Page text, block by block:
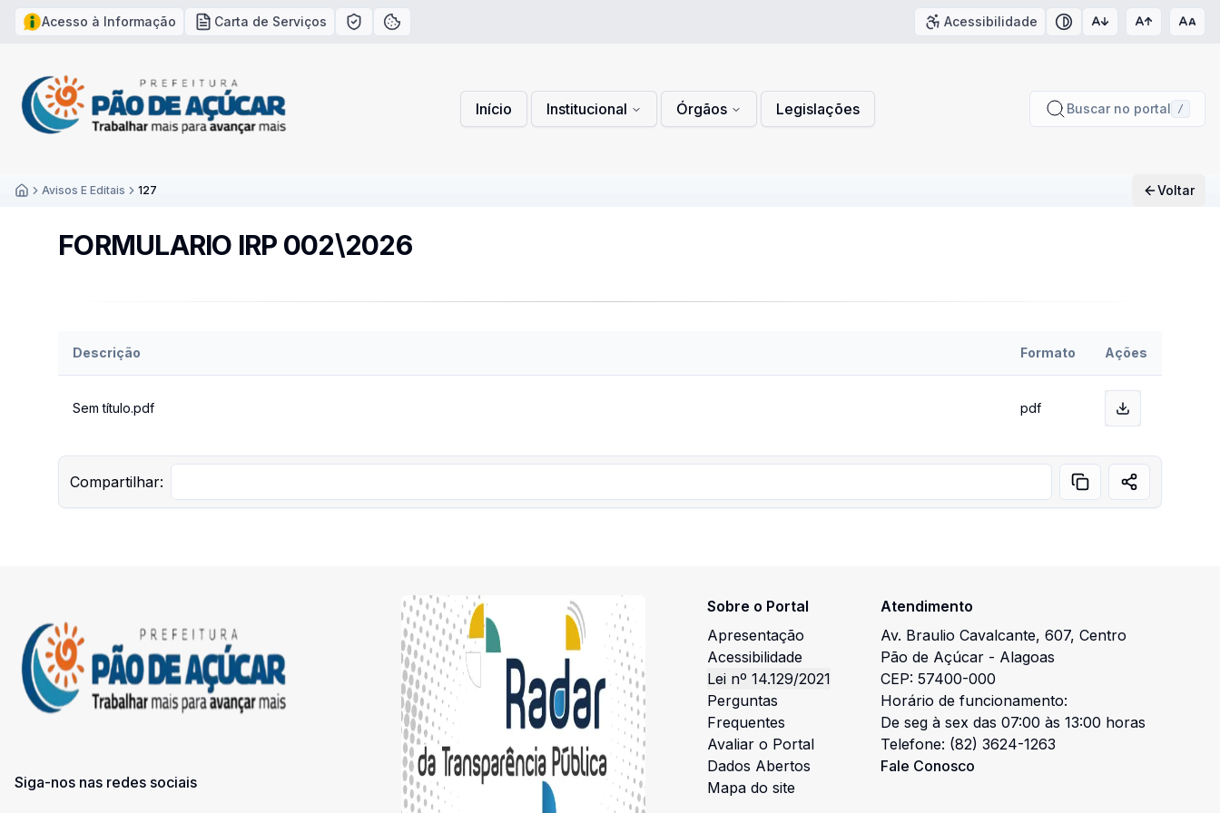
Acesso à Informação Carta de Serviços Política de Privacidade
Política de Cookies Acessibilidade Contraste
Início Institucional Órgãos Legislações Buscar no portal /
Avisos E Editais 127 Voltar
FORMULARIO IRP 002\2026
Descrição Formato Ações
Sem título.pdf pdf
Compartilhar:
Siga-nos nas redes sociais
Sobre o Portal
Apresentação
Acessibilidade
Lei nº 14.129/2021
Perguntas
Frequentes
Avaliar o Portal
Dados Abertos
Mapa do site
Atendimento
Av. Braulio Cavalcante,607,Centro
Pão de Açúcar - Alagoas
CEP:57400-000
Horário de funcionamento:
De seg à sex das 07:00 às 13:00 horas
Telefone: (82) 3624-1263
Fale Conosco